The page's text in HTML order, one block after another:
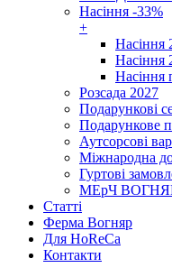
Насіння -33%
+
Насіння
Насіння
Насіння
Розсада 2027
Подарункові
Подарункове
Аутсорсові
Міжнародна
Гуртові
МЕрЧ
Cтатті
Ферма Вогняр
Для HoReCa
Контакти